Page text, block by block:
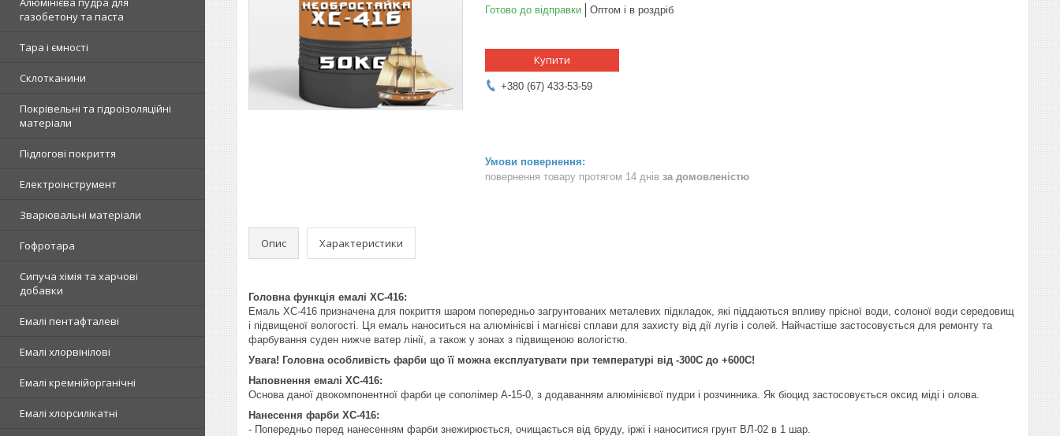
газобетону та паста
Тара і ємності
Склотканини
Покрівельні та гідроізоляційні
матеріали
Підлогові покриття
Електроінструмент
Зварювальні матеріали
Гофротара
Сипуча хімія та харчові
добавки
Емалі пентафталеві
Емалі хлорвінілові
Емалі кремнійорганічні
Емалі хлорсилікатні
Готово до відправки Оптом і в роздріб
Купити
+380 (67) 433-53-59
повернення товару протягом 14 днів за домовленістю
Опис Характеристики
Головна функція емалі ХС-416:
Емаль ХС-416 призначена для покриття шаром попередньо загрунтованих металевих підкладок, які піддаються впливу прісної води, солоної води середовищ
і підвищеної вологості. Ця емаль наноситься на алюмінієві і магнієві сплави для захисту від дії лугів і солей. Найчастіше застосовується для ремонту та
фарбування суден нижче ватер лінії, а також у зонах з підвищеною вологістю.
Увага! Головна особливість фарби що її можна експлуатувати при температурі від -300С до +600С!
Наповнення емалі ХС-416:
Основа даної двокомпонентної фарби це сополімер А-15-0, з додаванням алюмінієвої пудри і розчинника. Як біоцид застосовується оксид міді і олова.
Нанесення фарби ХС-416:
- Попередньо перед нанесенням фарби знежирюється, очищається від бруду, іржі і наноситися грунт ВЛ-02 в 1 шар.